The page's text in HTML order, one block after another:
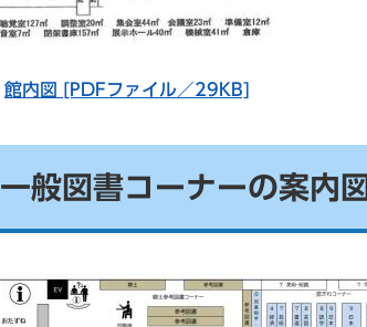
館内図 [PDFファイル／29KB]
一般図書コーナーの案内図